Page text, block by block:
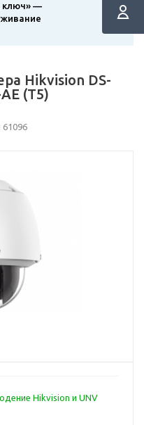
ключ» —
Hikvision DS-
(T5)
Hikvision и UNV